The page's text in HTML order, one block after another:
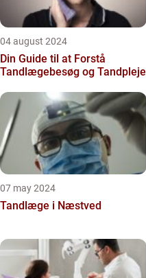
04 august 2024
Din Guide til at Forstå
Tandlægebesøg og Tandpleje
07 may 2024
Tandlæge i Næstved